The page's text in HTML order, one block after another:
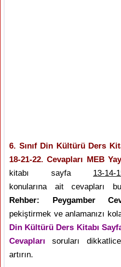
6. Sınıf Din Kültürü Ders
18-21-22. Cevapları MEB
kitabı sayfa 13-14-
konularına ait cevapları
Rehber: Peygamber
pekiştirmek ve anlamanızı
Din Kültürü Ders Kitabı
Cevapları soruları
artırın.